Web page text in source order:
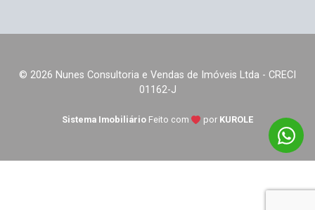
© 2026 Nunes Consultoria e Vendas de Imóveis Ltda - CRECI
01162-J
Sistema Imobiliário Feito com por KUROLE